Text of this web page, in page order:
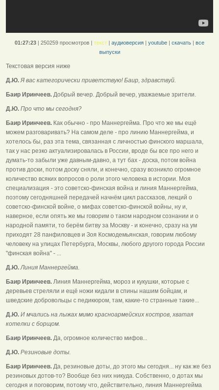
01:27:23 | 250259 просмотров | текст | аудиоверсия | youtube | скачать | все
выпуски
Текстовая версия ниже
Д.Ю.Я вас категорически приветствую! Баир, здравствуй.
Баир Иринчеев. Добрый вечер. Добрый вечер, уважаемые зрители.
Д.Ю. Про что мы сегодня?
Баир Иринчеев. Как обычно - про Маннергейма. Про что же мы ещё
можем разговаривать? На самом деле - про линию Маннергейма, и
хотелось бы, раз эта тема, связанная с личностью финского маршала,
так у нас резко актуализировалась в России, вроде бы все про него и
думать-то забыли уже давным-давно, а тут бах - доска, потом война
против доски, потом доску сняли, и конечно, сразу возникло огромное
количество всяких вопросов о роли этого человека в истории. Моя
специализация - это советско-финская война и линия Маннергейма,
поэтому сегодняшней передачей начнём цикл рассказов, лекций о
советско-финской войне, о мифах советско-финской войны, ну и,
наверное, если опять же мы говорим о таком народном сознании и о
народной памяти, то берём битву за Москву - и конечно, сразу на ум
приходят 28 панфиловцев и Зоя Космодемьянская, говорим любому
человеку на улицах Петербурга, Москвы, любого другого города России
"финская война" - ...
Д.Ю.Линия Маннергейма.
Баир Иринчеев. Линия Маннергейма, мороз и кукушки, которые с
деревьев стреляли и ещё ножи кидали в спины нашим бойцам, и
шведские добровольцы с педикюром, там, какие-то странные такие...
Д.Ю. И мчались на лыжах мимо красноармейских костров, хватая
котелки с борщом.
Баир Иринчеев. Да, огромное количество мифов...
Д.Ю. Резиновые доты.
Баир Иринчеев. Да, резиновые доты, до этого мы сегодня... ну как же без
резиновых дотов-то? Вообще без них никуда. Собственно, о дотах мы
сегодня и поговорим, потому что, действительно, линия Маннергейма